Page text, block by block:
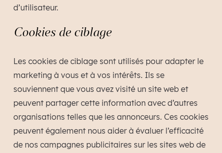
d’utilisateur.
Cookies de ciblage
Les cookies de ciblage sont utilisés pour adapter le
marketing à vous et à vos intérêts. Ils se
souviennent que vous avez visité un site web et
peuvent partager cette information avec d’autres
organisations telles que les annonceurs. Ces cookies
peuvent également nous aider à évaluer l’efficacité
de nos campagnes publicitaires sur les sites web de